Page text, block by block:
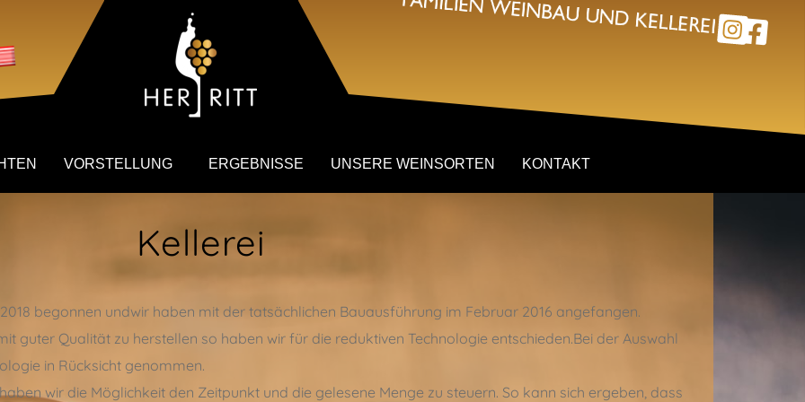
VORSTELLUNG ERGEBNISSE UNSERE WEINSORTEN KONTAKT
Kellerei
begonnen undwir haben mit der tatsächlichen Bauausführung im Februar 2016 angefangen.
guter Qualität zu herstellen so haben wir für die reduktiven Technologie entschieden.Bei der Auswahl
in Rücksicht genommen.
wir die Möglichkeit den Zeitpunkt und die gelesene Menge zu steuern. So kann sich ergeben, dass